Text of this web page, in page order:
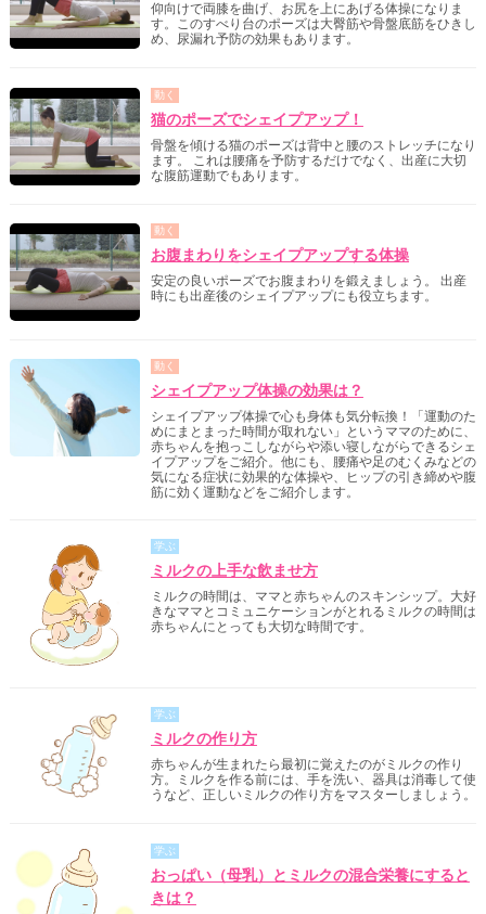
仰向けで両膝を曲げ、お尻を上にあげる体操になりま
す。このすべり台のポーズは大臀筋や骨盤底筋をひきし
め、尿漏れ予防の効果もあります。
動く
猫のポーズでシェイプアップ！
骨盤を傾ける猫のポーズは背中と腰のストレッチになり
ます。 これは腰痛を予防するだけでなく、出産に大切
な腹筋運動でもあります。
動く
お腹まわりをシェイプアップする体操
安定の良いポーズでお腹まわりを鍛えましょう。 出産
時にも出産後のシェイプアップにも役立ちます。
動く
シェイプアップ体操の効果は？
シェイプアップ体操で心も身体も気分転換！「運動のた
めにまとまった時間が取れない」というママのために、
赤ちゃんを抱っこしながらや添い寝しながらできるシェ
イプアップをご紹介。他にも、腰痛や足のむくみなどの
気になる症状に効果的な体操や、ヒップの引き締めや腹
筋に効く運動などをご紹介します。
学ぶ
ミルクの上手な飲ませ方
ミルクの時間は、ママと赤ちゃんのスキンシップ。大好
きなママとコミュニケーションがとれるミルクの時間は
赤ちゃんにとっても大切な時間です。
学ぶ
ミルクの作り方
赤ちゃんが生まれたら最初に覚えたのがミルクの作り
方。ミルクを作る前には、手を洗い、器具は消毒して使
うなど、正しいミルクの作り方をマスターしましょう。
学ぶ
おっぱい（母乳）とミルクの混合栄養にすると
きは？